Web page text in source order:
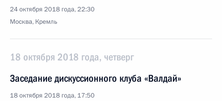
24 октября 2018 года, 22:30
Москва, Кремль
18 октября 2018 года, четверг
Заседание дискуссионного клуба «Валдай»
18 октября 2018 года, 17:50